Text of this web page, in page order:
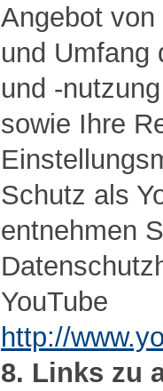
Angebot
und Umfang
und -
sowie Ihre
Schutz als
entnehmen
YouTube
http://
8. Links zu